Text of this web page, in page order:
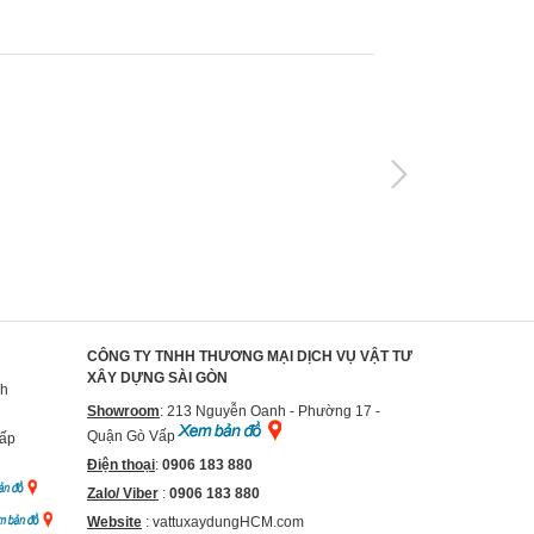
CÔNG TY TNHH THƯƠNG MẠI DỊCH VỤ VẬT TƯ
XÂY DỰNG SÀI GÒN
Showroom: 213 Nguyễn Oanh - Phường 17 -
Quận Gò Vấp
Điện thoại: 0906 183 880
Zalo/ Viber : 0906 183 880
Website : vattuxaydungHCM.com